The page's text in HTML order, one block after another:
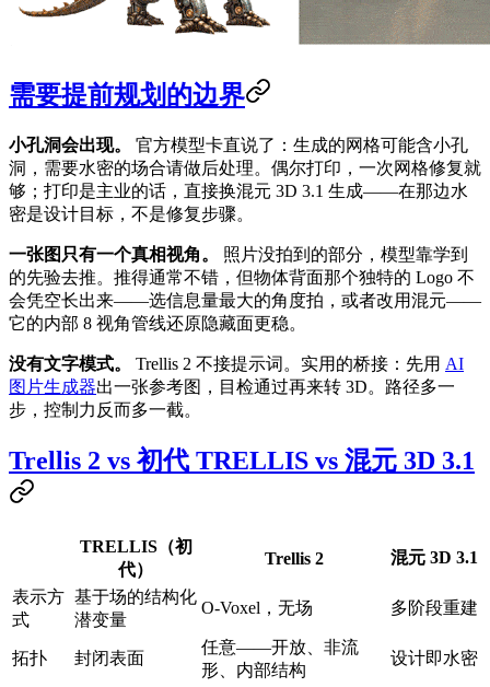
需要提前规划的边界
小孔洞会出现。
官方模型卡直说了：生成的网格可能含小孔
洞，需要水密的场合请做后处理。偶尔打印，一次网格修复就
够；打印是主业的话，直接换混元 3D 3.1 生成——在那边水
密是设计目标，不是修复步骤。
一张图只有一个真相视角。
照片没拍到的部分，模型靠学到
的先验去推。推得通常不错，但物体背面那个独特的 Logo 不
会凭空长出来——选信息量最大的角度拍，或者改用混元——
它的内部 8 视角管线还原隐藏面更稳。
没有文字模式。 Trellis 2 不接提示词。实用的桥接：先用 AI
图片生成器出一张参考图，目检通过再来转 3D。路径多一
步，控制力反而多一截。
Trellis 2 vs 初代 TRELLIS vs 混元 3D 3.1
TRELLIS（初
代）
Trellis 2 混元 3D 3.1
表示方
式
基于场的结构化
潜变量
O-Voxel，无场 多阶段重建
拓扑 封闭表面
任意——开放、非流
形、内部结构
设计即水密